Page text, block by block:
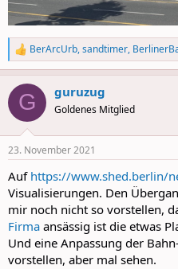
R
e
a
c
i
n
s
BerArcUrb,sandtimer,
G guruzug
Goldenes Mitglied
23. November 2021
Auf https://www.shed.berlin/
Visualisierungen. Den
mir noch nicht so vorstellen,
Firma ansässig ist die etwas
Und eine Anpassung der
vorstellen, aber mal sehen.